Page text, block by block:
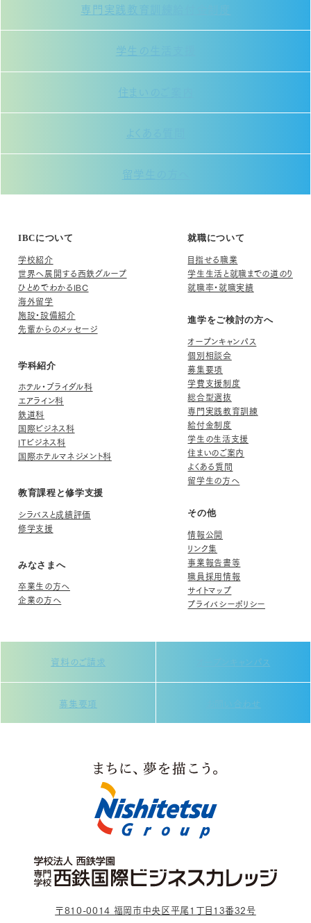
専門実践教育訓練給付金制度
学生の生活支援
住まいのご案内
よくある質問
留学生の方へ
IBCについて
学校紹介
世界へ展開する西鉄グループ
ひとめでわかるIBC
海外留学
施設・設備紹介
先輩からのメッセージ
学科紹介
ホテル・ブライダル科
エアライン科
鉄道科
国際ビジネス科
ITビジネス科
国際ホテルマネジメント科
教育課程と修学支援
シラバスと成績評価
修学支援
みなさまへ
卒業生の方へ
企業の方へ
就職について
目指せる職業
学生生活と就職までの道のり
就職率・就職実績
進学をご検討の方へ
オープンキャンパス
個別相談会
募集要項
学費支援制度
総合型選抜
専門実践教育訓練
給付金制度
学生の生活支援
住まいのご案内
よくある質問
留学生の方へ
その他
情報公開
リンク集
事業報告書等
職員採用情報
サイトマップ
プライバシーポリシー
資料のご請求 オープンキャンパス
募集要項 お問い合わせ
〒810-0014 福岡市中央区平尾1丁目13番32号